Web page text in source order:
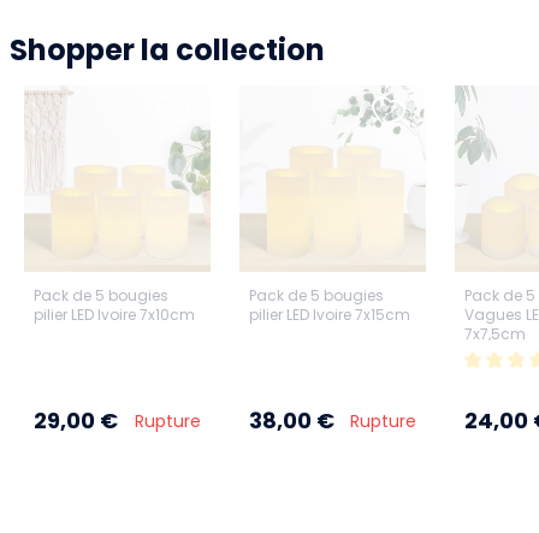
Shopper la collection
Pack de 5 bougies
pilier LED Ivoire 7x10cm
29,00 € Rupture
Pack de 5 bougies
pilier LED Ivoire 7x15cm
38,00 € Rupture
Pack de
Vagues
7x7,5cm
24,00